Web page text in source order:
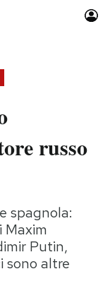
russo
spagnola:
Maxim
Putin,
sono altre